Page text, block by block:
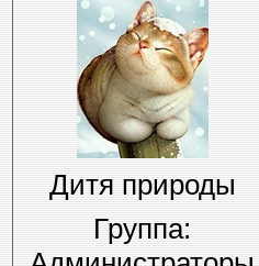
Дитя природы
Группа: